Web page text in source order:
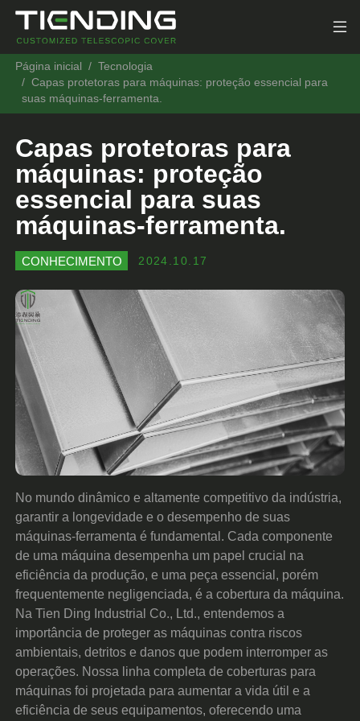
Página inicial
Tecnologia
Capas protetoras para máquinas: proteção essencial para
suas máquinas-ferramenta.
Capas protetoras para
máquinas: proteção
essencial para suas
máquinas-ferramenta.
2024.10.17
CONHECIMENTO
No mundo dinâmico e altamente competitivo da indústria,
garantir a longevidade e o desempenho de suas
máquinas-ferramenta é fundamental. Cada componente
de uma máquina desempenha um papel crucial na
eficiência da produção, e uma peça essencial, porém
frequentemente negligenciada, é a cobertura da máquina.
Na Tien Ding Industrial Co., Ltd., entendemos a
importância de proteger as máquinas contra riscos
ambientais, detritos e danos que podem interromper as
operações. Nossa linha completa de coberturas para
máquinas foi projetada para aumentar a vida útil e a
eficiência de seus equipamentos, oferecendo uma